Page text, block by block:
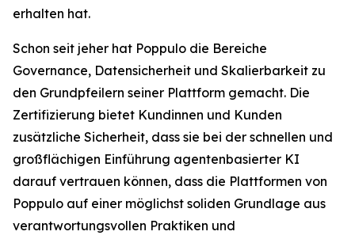
erhalten hat.
Schon seit jeher hat Poppulo die Bereiche
Governance, Datensicherheit und Skalierbarkeit zu
den Grundpfeilern seiner Plattform gemacht. Die
Zertifizierung bietet Kundinnen und Kunden
zusätzliche Sicherheit, dass sie bei der schnellen und
großflächigen Einführung agentenbasierter KI
darauf vertrauen können, dass die Plattformen von
Poppulo auf einer möglichst soliden Grundlage aus
verantwortungsvollen Praktiken und